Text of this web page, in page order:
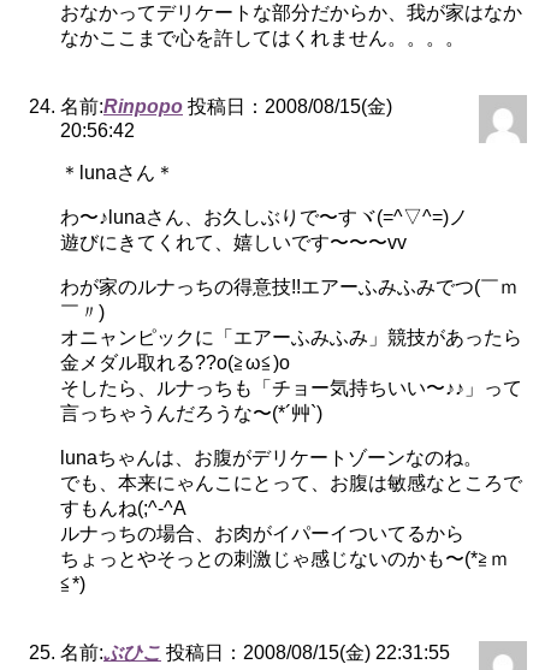
おなかってデリケートな部分だからか、我が家はなか
なかここまで心を許してはくれません。。。。
名前:Rinpopo 投稿日：2008/08/15(金)
20:56:42
＊lunaさん＊
わ〜♪lunaさん、お久しぶりで〜すヾ(=^▽^=)ノ
遊びにきてくれて、嬉しいです〜〜〜vv
わが家のルナっちの得意技!!エアーふみふみでつ(￣ｍ
￣〃)
オニャンピックに「エアーふみふみ」競技があったら
金メダル取れる??o(≧ω≦)o
そしたら、ルナっちも「チョー気持ちいい〜♪♪」って
言っちゃうんだろうな〜(*´艸`)
lunaちゃんは、お腹がデリケートゾーンなのね。
でも、本来にゃんこにとって、お腹は敏感なところで
すもんね(;^-^A
ルナっちの場合、お肉がイパーイついてるから
ちょっとやそっとの刺激じゃ感じないのかも〜(*≧ｍ
≦*)
名前:ぶひこ 投稿日：2008/08/15(金) 22:31:55